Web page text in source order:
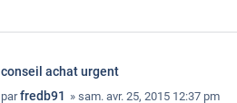
conseil achat urgent
parfredb91 » sam. avr. 25, 2015 12:37 pm